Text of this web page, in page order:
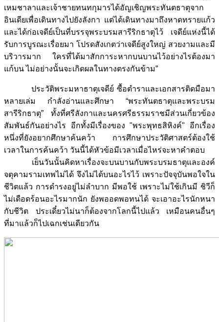
เหมชาลาและเจ้าชายทนทกุมารได้อัญเชิญพระทันตธาตุจาก
อินเดียเพื่อเดินทางไปยังลังกา แต่ได้เดินทางมาถึงหาดทรายแก้ว
และได้ก่อเจดีย์เป็นที่บรรจุพระบรมสารีริกธาตุไว้ เจดีย์แห่งนี้ได้
รับการบูรณะเรื่อยมา โปรดสังเกตว่าเจดีย์สูงใหญ่ สวยงามและมี
บริวารมาก ใครที่ได้มาสักการะหากบนบานไว้อย่างไรต้องมา
แก้บน ไม่อย่างนั้นจะเกิดผลในทางตรงกันข้าม”
ประวัติพระมหาธาตุเจดีย์ ซื้อตำราและเอกสารติดมือมา
หลายเล่ม กำลังอ่านและศึกษา “พระทันตธาตุและพระบรม
สารีริกธาตุ” ทั้งที่ศรีลังกาและนครศรีธรรมราชมีส่วนเกี่ยวข้อง
สัมพันธ์กันอย่างไร อีกทั้งมีเรื่องของ "พระพุทธสิหิงค์" อีกเรื่อง
หนึ่งที่ยังอยากศึกษาค้นคว้า การศึกษาประวัติศาสตร์ต้องใช้
เวลาในการค้นคว้า วันนี้ได้หัวข้อมีเวลาเมื่อไหร่จะหาคำตอบ
เย็นวันนั้นคิดหาเรื่องจะบนบานกับพระบรมธาตุและองค์
จตุคามรามเทพไม่ได้ จึงไม่ได้บนอะไรไว้ เพราะปัจจุบันพอใจใน
ชีวิตแล้ว การดำรงอยู่ไม่ลำบาก มีพอใช้ เพราะไม่ใช้เกินมี ชิวีก็
ไม่เดือดร้อนอะไรมากนัก ยังพออดพอทนได้ จะเอาอะไรนักหนา
กับชีวิต ประเดี๋ยวไม่นาก็ต้องจากโลกนี้ไปแล้ว เหมือนคนอื่นๆ
ที่มาแล้วก็ไปเฉกเช่นเดียวกัน